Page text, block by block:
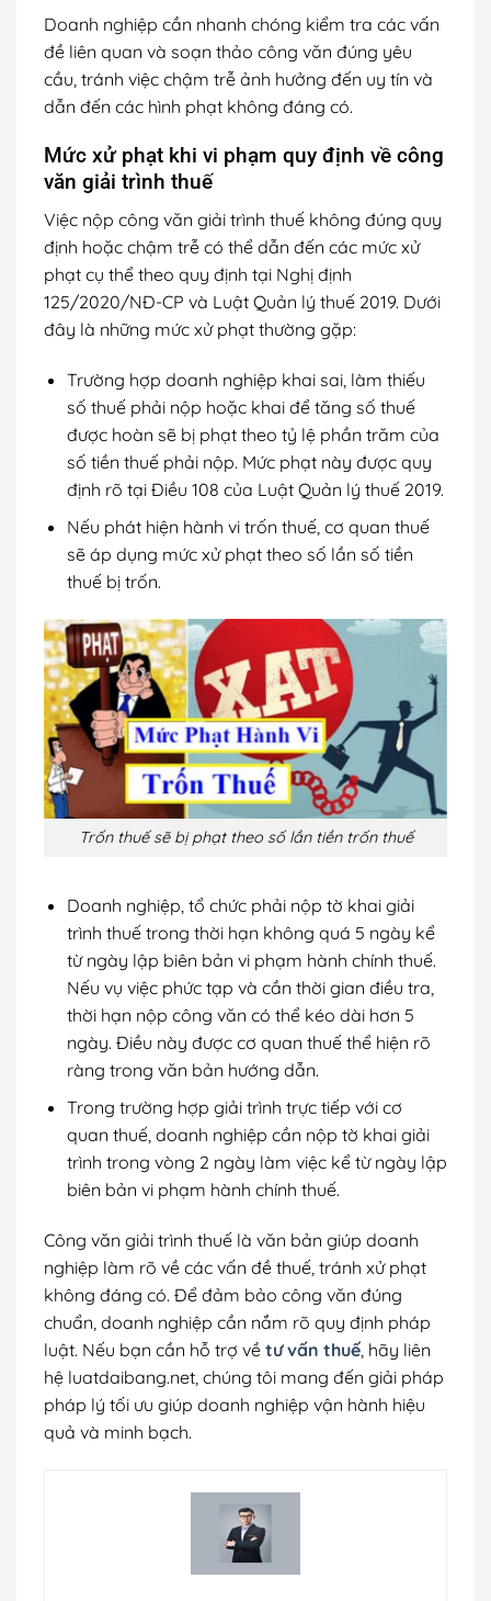
Doanh nghiệp cần nhanh chóng kiểm tra các vấn
đề liên quan và soạn thảo công văn đúng yêu
cầu, tránh việc chậm trễ ảnh hưởng đến uy tín và
dẫn đến các hình phạt không đáng có.
Mức xử phạt khi vi phạm quy định về công
văn giải trình thuế
Việc nộp công văn giải trình thuế không đúng quy
định hoặc chậm trễ có thể dẫn đến các mức xử
phạt cụ thể theo quy định tại Nghị định
125/2020/NĐ-CP và Luật Quản lý thuế 2019. Dưới
đây là những mức xử phạt thường gặp:
Trường hợp doanh nghiệp khai sai, làm thiếu
số thuế phải nộp hoặc khai để tăng số thuế
được hoàn sẽ bị phạt theo tỷ lệ phần trăm của
số tiền thuế phải nộp. Mức phạt này được quy
định rõ tại Điều 108 của Luật Quản lý thuế 2019.
Nếu phát hiện hành vi trốn thuế, cơ quan thuế
sẽ áp dụng mức xử phạt theo số lần số tiền
thuế bị trốn.
Trốn thuế sẽ bị phạt theo số lần tiền trốn thuế
Doanh nghiệp, tổ chức phải nộp tờ khai giải
trình thuế trong thời hạn không quá 5 ngày kể
từ ngày lập biên bản vi phạm hành chính thuế.
Nếu vụ việc phức tạp và cần thời gian điều tra,
thời hạn nộp công văn có thể kéo dài hơn 5
ngày. Điều này được cơ quan thuế thể hiện rõ
ràng trong văn bản hướng dẫn.
Trong trường hợp giải trình trực tiếp với cơ
quan thuế, doanh nghiệp cần nộp tờ khai giải
trình trong vòng 2 ngày làm việc kể từ ngày lập
biên bản vi phạm hành chính thuế.
Công văn giải trình thuế là văn bản giúp doanh
nghiệp làm rõ về các vấn đề thuế, tránh xử phạt
không đáng có. Để đảm bảo công văn đúng
chuẩn, doanh nghiệp cần nắm rõ quy định pháp
luật. Nếu bạn cần hỗ trợ về tư vấn thuế, hãy liên
hệ luatdaibang.net, chúng tôi mang đến giải pháp
pháp lý tối ưu giúp doanh nghiệp vận hành hiệu
quả và minh bạch.